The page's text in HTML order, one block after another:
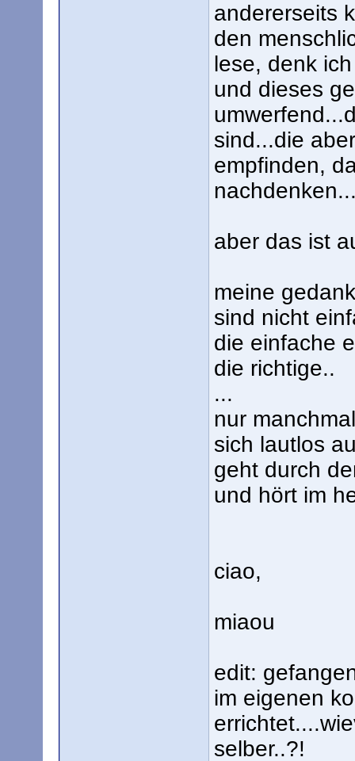
andererseits
den
lese, denk
und dieses
sind...die
empfinden,
aber das ist
meine
sind nicht
die einfache
die richtige..
...
nur
sich lautlos
geht durch
und hört im
ciao,
miaou
edit:
im eigenen
selber..?!